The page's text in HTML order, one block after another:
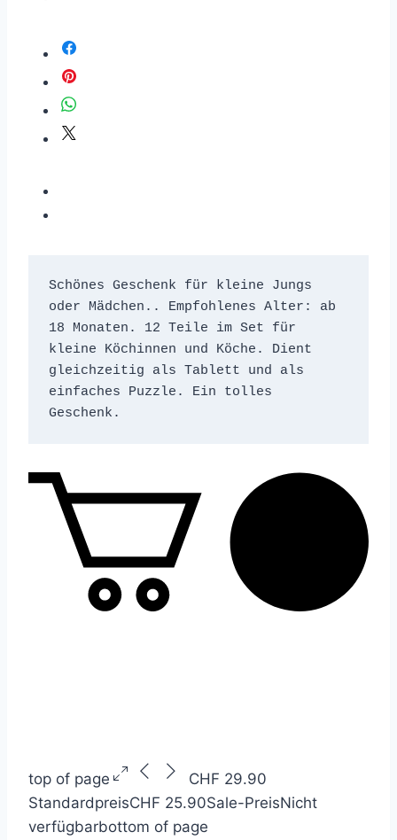
Schönes Geschenk für kleine Jungs
oder Mädchen.. Empfohlenes Alter: ab
18 Monaten. 12 Teile im Set für
kleine Köchinnen und Köche. Dient
gleichzeitig als Tablett und als
einfaches Puzzle. Ein tolles
Geschenk.
top of page
CHF 29.90
StandardpreisCHF 25.90Sale-PreisNicht
verfügbarbottom of page